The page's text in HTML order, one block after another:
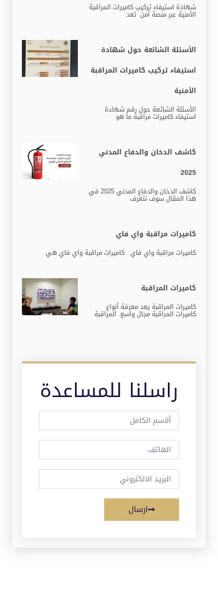
شهادة استيفاء تركيب كاميرات المراقبة
الأمنية عبر منصة أمن تعد
الأسئلة الشائعة حول شهادة
استيفاء تركيب كاميرات المراقبة
الأمنية
الأسئلة الشائعة حول رقم شهادة
استيفاء كاميرات مراقبة ما هو
كاشف الدخان والدفاع المدني
2025
كاشف الدخان والدفاع المدني 2025 في
هذا المقال سوف نتعرف
كاميرات مراقبة واي فاي
كاميرات مراقبة واي فاي كاميرات مراقبة واي فاي هي
كاميرات المراقبة
كاميرات المراقبة يعد معرفة أنواع
كاميرات المراقبة مجال واسع. المراقبة
راسلنا للمساعدة
ارسال